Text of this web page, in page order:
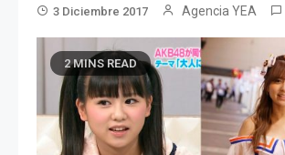
3 Diciembre 2017 Agencia YEA
2 MINS READ